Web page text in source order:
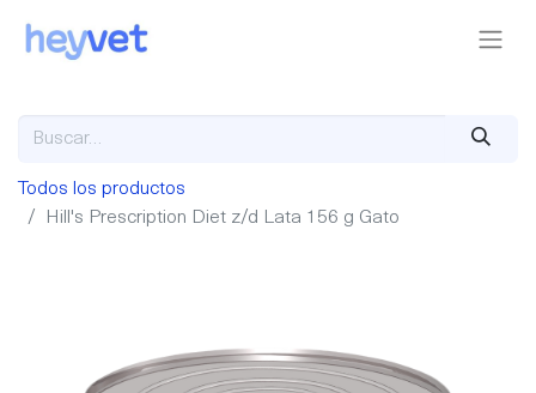
Todos los productos
Hill's Prescription Diet z/d Lata 156 g Gato